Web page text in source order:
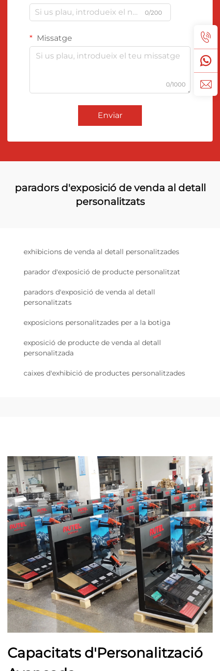
0/200
Missatge
0/1000
Enviar
paradors d'exposició de venda al detall
personalitzats
exhibicions de venda al detall personalitzades
parador d'exposició de producte personalitzat
paradors d'exposició de venda al detall
personalitzats
exposicions personalitzades per a la botiga
exposició de producte de venda al detall
personalitzada
caixes d'exhibició de productes personalitzades
Capacitats d'Personalització